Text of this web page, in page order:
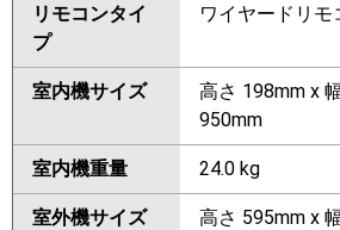
リモコンタイ
プ
ワイヤードリモ
室内機サイズ
高さ 198mm x
950mm
室内機重量 24.0 kg
室外機サイズ
高さ 595mm x